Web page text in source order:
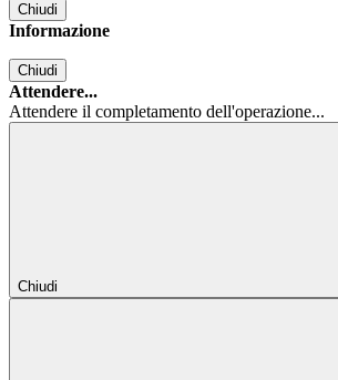
Chiudi
Informazione
Chiudi
Attendere...
Attendere il completamento dell'operazione...
Chiudi